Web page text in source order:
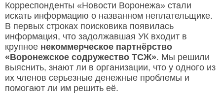
Корреспонденты «Новости Воронежа» стали
искать информацию о названном неплательщике.
В первых строках поисковика появилась
информация, что задолжавшая УК входит в
крупное некоммерческое партнёрство
«Воронежское содружество ТСЖ». Мы решили
выяснить, знают ли в организации, что у одного из
их членов серьезные денежные проблемы и
помогают ли им решить её.